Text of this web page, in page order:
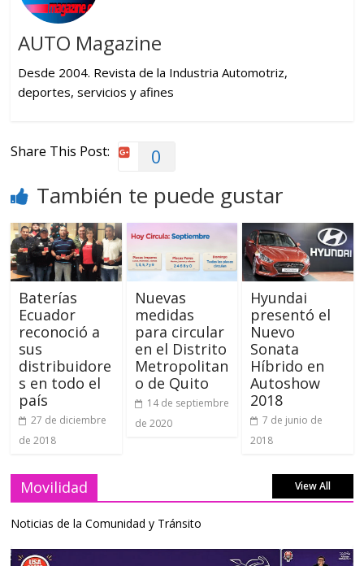
AUTO Magazine
Desde 2004. Revista de la Industria Automotriz,
deportes, servicios y afines
Share This Post: 0
También te puede gustar
Baterías
Ecuador
reconoció a
sus
distribuidore
s en todo el
país
27 de diciembre
de 2018
Nuevas
medidas
para circular
en el Distrito
Metropolitan
o de Quito
14 de septiembre
de 2020
Hyundai
presentó el
Nuevo
Sonata
Híbrido en
Autoshow
2018
7 de junio de
2018
Movilidad View All
Noticias de la Comunidad y Tránsito